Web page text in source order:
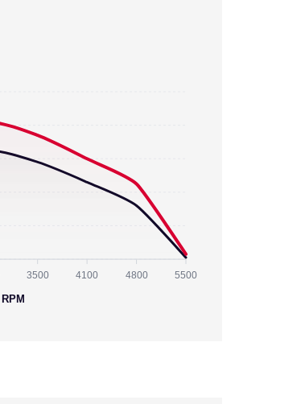
3500 4100 4800 5500
RPM